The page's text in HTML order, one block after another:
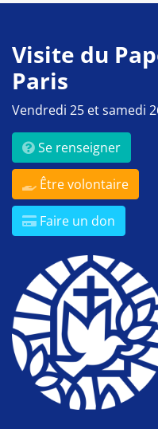
Visite du
Paris
Vendredi 25 et samedi
Se renseigner
Être volontaire
Faire un don